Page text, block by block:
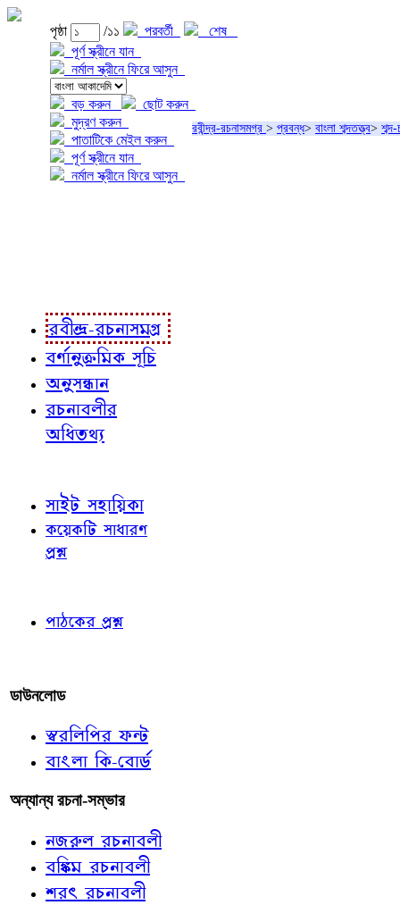
পৃষ্ঠা /১১ পরবর্তী
শেষ
পূর্ণ স্ক্রীনে যান
নর্মাল স্ক্রীনে ফিরে আসুন
বড় করুন
ছোট করুন
মুদ্রণ করুন
পাতাটিকে মেইল করুন
পূর্ণ স্ক্রীনে যান
নর্মাল স্ক্রীনে ফিরে আসুন
রবীন্দ্র-রচনাসমগ্র > প্রবন্ধ> বাংলা শব্দতত্ত্ব>
রবীন্দ্র-রচনাসমগ্র
বর্ণানুক্রমিক সূচি
অনুসন্ধান
রচনাবলীর
অধিতথ্য
সাইট সহায়িকা
কয়েকটি সাধারণ
প্রশ্ন
পাঠকের প্রশ্ন
ডাউনলোড
স্বরলিপির ফন্ট
বাংলা কি-বোর্ড
অন্যান্য রচনা-সম্ভার
নজরুল রচনাবলী
বঙ্কিম রচনাবলী
শরৎ রচনাবলী